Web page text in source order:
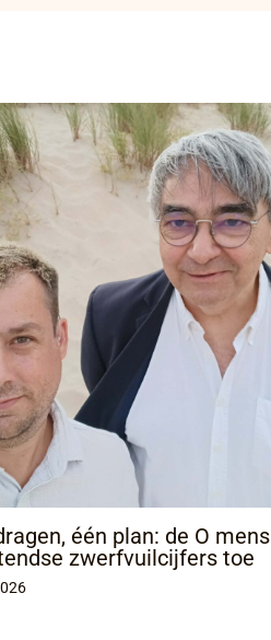
één plan: de O mens
zwerfvuilcijfers toe